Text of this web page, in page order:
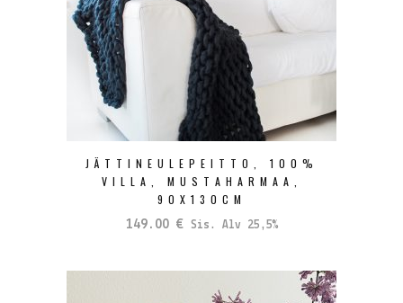
JÄTTINEULEPEITTO, 100%
VILLA, MUSTAHARMAA,
90X130CM
149.00 € Sis. Alv 25,5%